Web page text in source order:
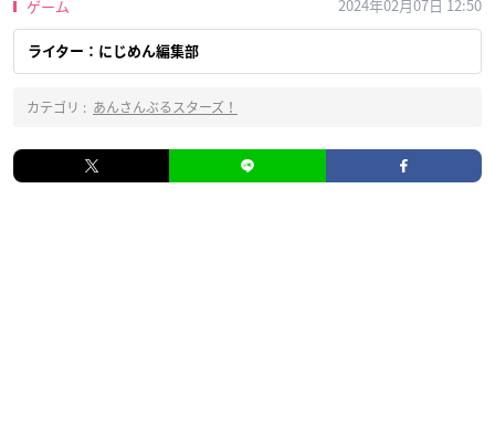
ゲーム 2024年02月07日 12:50
ライター：にじめん編集部
カテゴリ : あんさんぶるスターズ！